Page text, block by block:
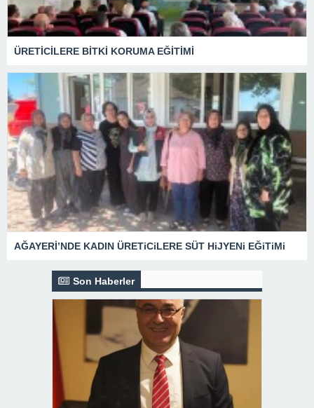
ÜRETİCİLERE BİTKİ KORUMA EĞİTİMİ
AĞAYERİ’NDE KADIN ÜRETiCiLERE SÜT HiJYENi EĞiTiMi
Son Haberler